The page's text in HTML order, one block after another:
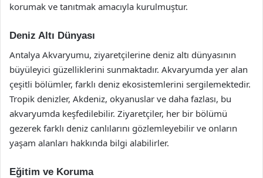
korumak ve tanıtmak amacıyla kurulmuştur.
Deniz Altı Dünyası
Antalya Akvaryumu, ziyaretçilerine deniz altı dünyasının
büyüleyici güzelliklerini sunmaktadır. Akvaryumda yer alan
çeşitli bölümler, farklı deniz ekosistemlerini sergilemektedir.
Tropik denizler, Akdeniz, okyanuslar ve daha fazlası, bu
akvaryumda keşfedilebilir. Ziyaretçiler, her bir bölümü
gezerek farklı deniz canlılarını gözlemleyebilir ve onların
yaşam alanları hakkında bilgi alabilirler.
Eğitim ve Koruma